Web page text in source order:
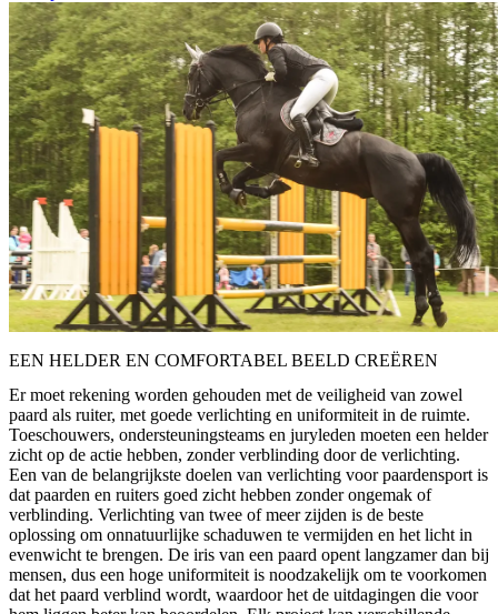
EEN HELDER EN COMFORTABEL BEELD CREËREN
Er moet rekening worden gehouden met de veiligheid van zowel
paard als ruiter, met goede verlichting en uniformiteit in de ruimte.
Toeschouwers, ondersteuningsteams en juryleden moeten een helder
zicht op de actie hebben, zonder verblinding door de verlichting.
Een van de belangrijkste doelen van verlichting voor paardensport is
dat paarden en ruiters goed zicht hebben zonder ongemak of
verblinding. Verlichting van twee of meer zijden is de beste
oplossing om onnatuurlijke schaduwen te vermijden en het licht in
evenwicht te brengen. De iris van een paard opent langzamer dan bij
mensen, dus een hoge uniformiteit is noodzakelijk om te voorkomen
dat het paard verblind wordt, waardoor het de uitdagingen die voor